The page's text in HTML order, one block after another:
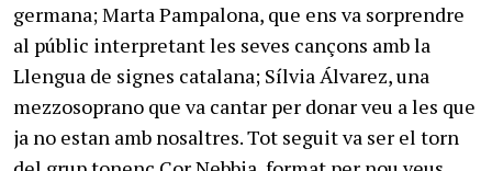
germana; Marta Pampalona, que ens va sorprendre
al públic interpretant les seves cançons amb la
Llengua de signes catalana; Sílvia Álvarez, una
mezzosoprano que va cantar per donar veu a les que
ja no estan amb nosaltres. Tot seguit va ser el torn